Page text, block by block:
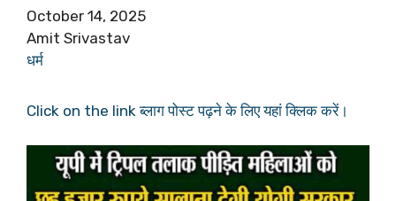
Date
October 14, 2025
Author
Amit Srivastav
In relation to
धर्म
Click on the link ब्लाग पोस्ट पढ़ने के लिए यहां क्लिक करें।